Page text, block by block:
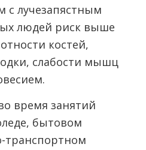
с лучезапястным
людей риск выше
костей,
слабости мышц
время занятий
бытовом
транспортном